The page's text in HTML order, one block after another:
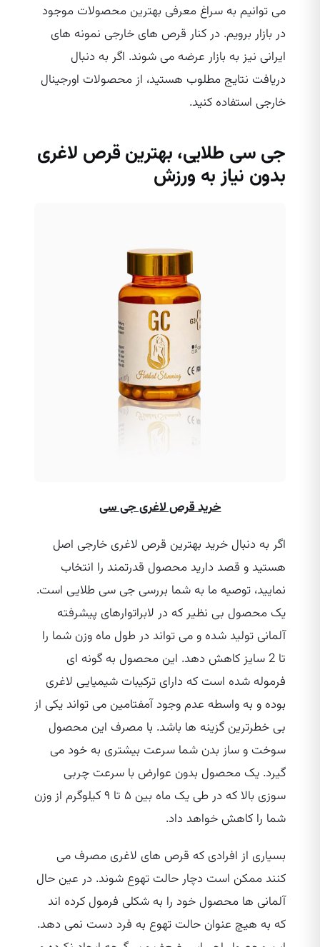
می‌ توانیم به سراغ معرفی بهترین محصولات موجود
در بازار برویم. در کنار قرص‌ های خارجی نمونه‌ های
ایرانی نیز به بازار عرضه می‌ شوند. اگر به دنبال
دریافت نتایج مطلوب هستید، از محصولات اورجینال
خارجی استفاده کنید.
جی سی طلایی، بهترین قرص لاغری
بدون نیاز به ورزش
خرید قرص لاغری جی سی
اگر به دنبال خرید بهترین قرص لاغری خارجی اصل
هستید و قصد دارید محصول قدرتمند را انتخاب
نمایید، توصیه ما به شما بررسی جی سی طلایی است.
یک محصول بی‌ نظیر که در لابراتوارهای پیشرفته
آلمانی تولید شده و می‌ تواند در طول ماه وزن شما را
تا 2 سایز کاهش دهد. این محصول به گونه ای
فرموله شده است که دارای ترکیبات شیمیایی لاغری
بوده و به واسطه عدم وجود آمفتامین می‌ تواند یکی از
بی‌ خطرترین گزینه‌ ها باشد. با مصرف این محصول
سوخت و ساز بدن شما سرعت بیشتری به خود می‌
گیرد. یک محصول بدون عوارض با سرعت چربی
سوزی بالا که در طی یک ماه بین ۵ تا ۹ کیلوگرم از وزن
شما را کاهش خواهد داد.
بسیاری از افرادی که قرص‌ های لاغری مصرف می‌
کنند ممکن است دچار حالت تهوع شوند. در عین حال
آلمانی‌ ها محصول خود را به شکلی فرمول کرده‌ اند
که به هیچ عنوان حالت تهوع به فرد دست نمی‌ دهد.